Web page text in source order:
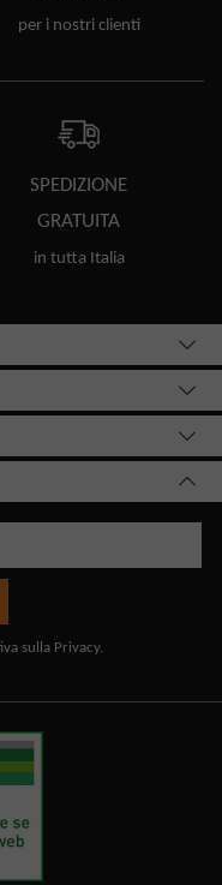
per i nostri clienti
SPEDIZIONE
GRATUITA
in tutta Italia
sulla Privacy.